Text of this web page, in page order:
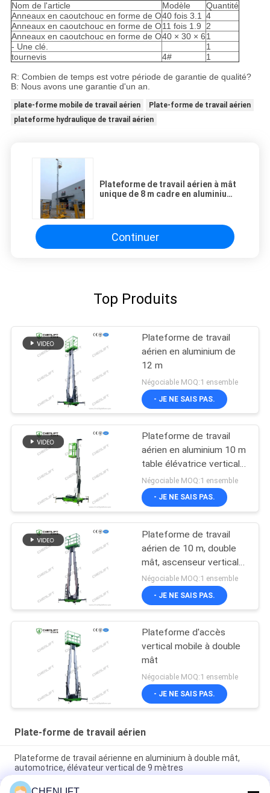
Nom de l'article
Modèle
Quantité
Anneaux en caoutchouc en forme de O40 fois 3.1
4
Anneaux en caoutchouc en forme de O11 fois 1.9
2
Anneaux en caoutchouc en forme de O40 × 30 × 61
- Une clé.
1
tournevis
4# 1
R: Combien de temps est votre période de garantie de qualité?
B: Nous avons une garantie d'un an.
plate-forme mobile de travail aérien
Plate-forme de travail aérien
plateforme hydraulique de travail aérien
Plateforme de travail aérien à mât
unique de 8 m cadre en aluminium
Continuer
Top Produits
Plateforme de travail
aérien en aluminium de
12 m
Négociable MOQ:1 ensemble
- JE NE SAIS PAS.
Plateforme de travail
aérien en aluminium 10 m
table élévatrice verticale
à mât unique
Négociable MOQ:1 ensemble
- JE NE SAIS PAS.
Plateforme de travail
aérien de 10 m, double
mât, ascenseur vertical
avec plateforme
d'extension
Négociable MOQ:1 ensemble
- JE NE SAIS PAS.
Plateforme d'accès
vertical mobile à double
mât
Négociable MOQ:1 ensemble
- JE NE SAIS PAS.
Plate-forme de travail aérien
Plateforme de travail aérienne en aluminium à double mât,
automotrice, élévateur vertical de 9 mètres